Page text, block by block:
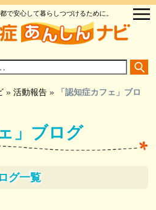
で安心して暮らしつづけるために。
»活動報告 »
「認知症カフェ」ブロ
」ブログ
グ一覧